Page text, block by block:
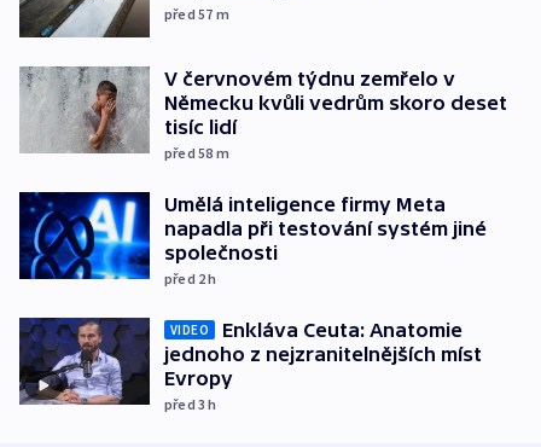
před 57 m
V červnovém týdnu zemřelo v
Německu kvůli vedrům skoro deset
tisíc lidí
před 58 m
Umělá inteligence firmy Meta
napadla při testování systém jiné
společnosti
před 2h
VIDEO
Enkláva Ceuta: Anatomie
jednoho z nejzranitelnějších míst
Evropy
před 3h